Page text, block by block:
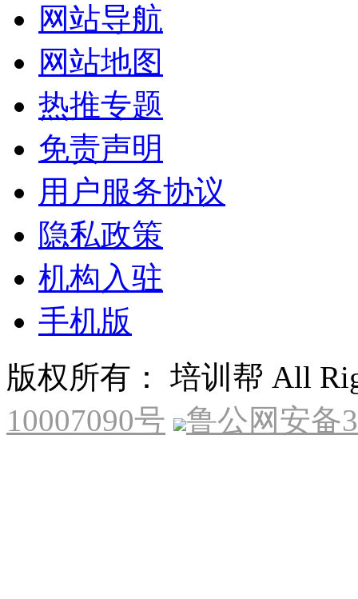
网站导航
网站地图
热推专题
免责声明
用户服务协议
隐私政策
机构入驻
手机版
版权所有： 培训帮 All
10007090号
鲁公网安备